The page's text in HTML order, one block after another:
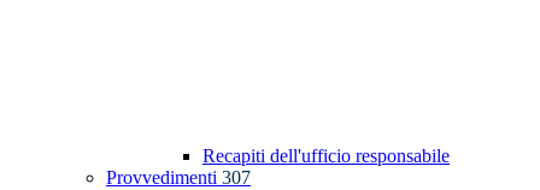
Recapiti dell'ufficio responsabile
Provvedimenti 307